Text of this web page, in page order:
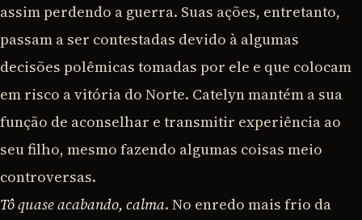
assim perdendo a guerra. Suas ações, entretanto,
passam a ser contestadas devido à algumas
decisões polêmicas tomadas por ele e que colocam
em risco a vitória do Norte. Catelyn mantém a sua
função de aconselhar e transmitir experiência ao
seu filho, mesmo fazendo algumas coisas meio
controversas.
Tô quase acabando, calma. No enredo mais frio da